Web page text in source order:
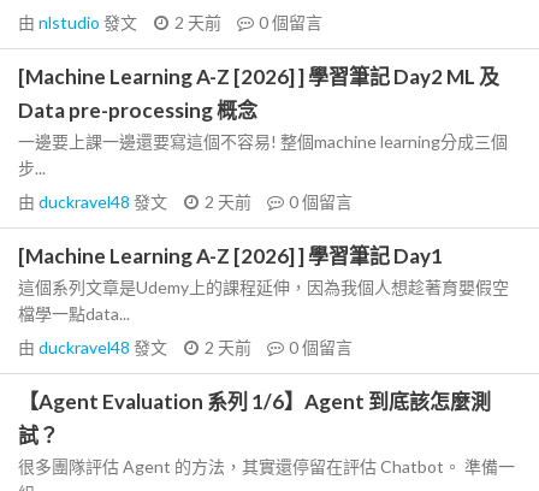
由 nlstudio 發文 2 天前 0個留言
[Machine Learning A-Z [2026] ] 學習筆記 Day2 ML 及
Data pre-processing 概念
一邊要上課一邊還要寫這個不容易! 整個machine learning分成三個
步...
由 duckravel48 發文 2 天前 0個留言
[Machine Learning A-Z [2026] ] 學習筆記 Day1
這個系列文章是Udemy上的課程延伸，因為我個人想趁著育嬰假空
檔學一點data...
由 duckravel48 發文 2 天前 0個留言
【Agent Evaluation 系列 1/6】Agent 到底該怎麼測
試？
很多團隊評估 Agent 的方法，其實還停留在評估 Chatbot。 準備一